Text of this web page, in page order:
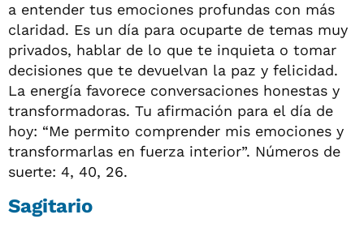
a entender tus emociones profundas con más
claridad. Es un día para ocuparte de temas muy
privados, hablar de lo que te inquieta o tomar
decisiones que te devuelvan la paz y felicidad.
La energía favorece conversaciones honestas y
transformadoras. Tu afirmación para el día de
hoy: “Me permito comprender mis emociones y
transformarlas en fuerza interior”. Números de
suerte: 4, 40, 26.
Sagitario